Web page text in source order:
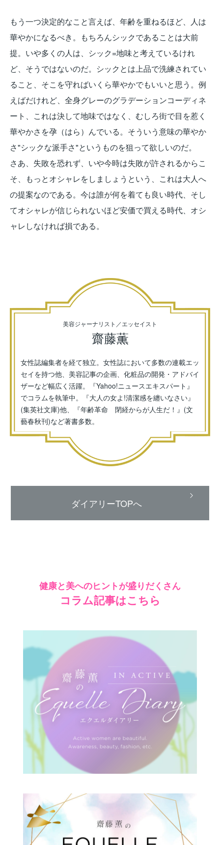
もう一つ決定的なこと言えば、年齢を重ねるほど、人は
華やかになるべき。もちろんシックであることは大前
提。いや多くの人は、シック=地味と考えているけれ
ど、そうではないのだ。シックとは上品で洗練されてい
ること、そこを守ればいくら華やかでもいいと思う。例
えばだけれど、全身グレーのグラデーションコーディネ
ート、これは決して地味ではなく、むしろ街で目を惹く
華やかさを孕（はら）んでいる。そういう意味の華やか
さ"シックな派手さ"というものを狙って欲しいのだ。
さあ、失敗を恐れず、いや今時は失敗が許されるからこ
そ、もっとオシャレをしましょうという、これは大人へ
の提案なのである。今は誰が何を着ても良い時代、そし
てオシャレが信じられないほど安価で買える時代、オシ
ャレしなければ損である。
美容ジャーナリスト／エッセイスト
齋藤薫
女性誌編集者を経て独立。女性誌において多数の連載エッ
セイを持つ他、美容記事の企画、化粧品の開発・アドバイ
ザーなど幅広く活躍。『Yahoo!ニュースエキスパート』
でコラムを執筆中。『大人の女よ!清潔感を纏いなさい』
(集英社文庫)他、『年齢革命 閉経からが人生だ！』(文
藝春秋刊)など著書多数。
ダイアリーTOPへ
健康と美へのヒントが盛りだくさん
コラム記事はこちら